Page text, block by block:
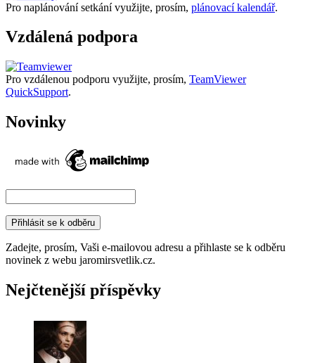
Pro naplánování setkání využijte, prosím, plánovací kalendář.
Vzdálená podpora
Pro vzdálenou podporu využijte, prosím, TeamViewer
QuickSupport.
Novinky
Zadejte, prosím, Vaši e-mailovou adresu a přihlaste se k odběru
novinek z webu jaromirsvetlik.cz.
Nejčtenější příspěvky